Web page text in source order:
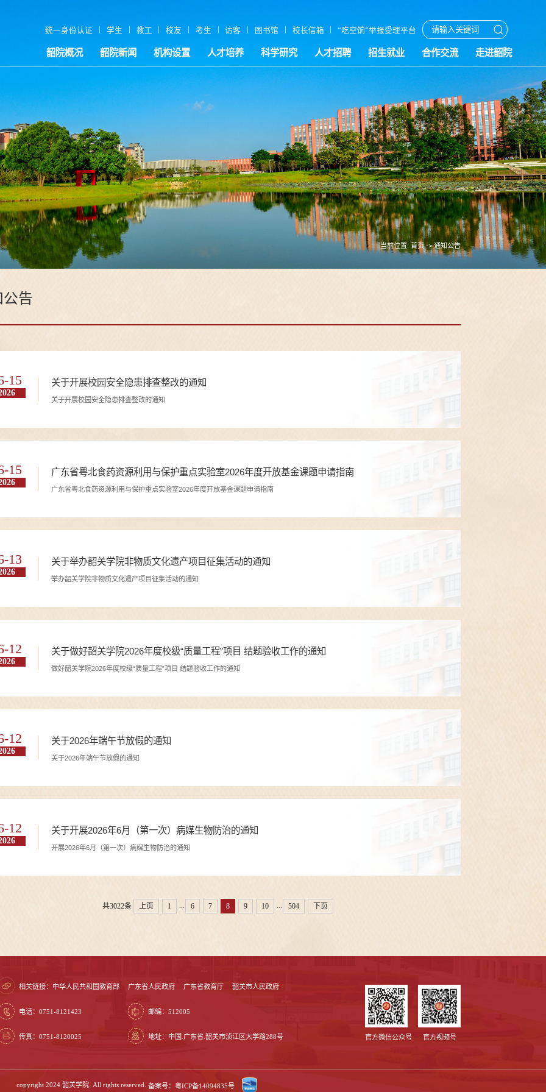
统一身份认证 | 学生 | 教工 | 校友 | 考生 | 访客 | 图书馆 | 校长信箱 | “吃空饷”举报受理平台
韶院概况 韶院新闻 机构设置 人才培养 科学研究 人才招聘 招生就业 合作交流 走进韶院
当前位置: 首页->通知公告
公告
15 关于开展校园安全隐患排查整改的通知
关于开展校园安全隐患排查整改的通知
15 广东省粤北食药资源利用与保护重点实验室2026年度开放基金课题申请指南
广东省粤北食药资源利用与保护重点实验室2026年度开放基金课题申请指南
13 关于举办韶关学院非物质文化遗产项目征集活动的通知
举办韶关学院非物质文化遗产项目征集活动的通知
12 关于做好韶关学院2026年度校级“质量工程”项目 结题验收工作的通知
做好韶关学院2026年度校级“质量工程”项目 结题验收工作的通知
12 关于2026年端午节放假的通知
关于2026年端午节放假的通知
12 关于开展2026年6月（第一次）病媒生物防治的通知
开展2026年6月（第一次）病媒生物防治的通知
共3022条 上页 1 6 7 8 9 10 504 下页
相关链接： 中华人民共和国教育部 广东省人民政府 广东省教育厅 韶关市人民政府
电话：0751-8121423 邮编：512005
传真：0751-8120025 地址：中国.广东省.韶关市浈江区大学路288号 官方微信公众号 官方视频号
copyright 2024 韶关学院. All rights reserved. 备案号：粤ICP备14094835号